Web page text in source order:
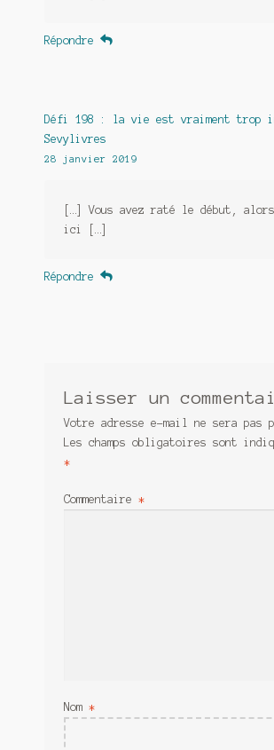
Répondre
Défi 198 : la vie est vraiment trop
Sevylivres
28 janvier 2019
[…] Vous avez raté le début,
ici […]
Répondre
Laisser un
Votre adresse e-mail ne sera pas
Les champs obligatoires sont
*
Commentaire *
Nom *